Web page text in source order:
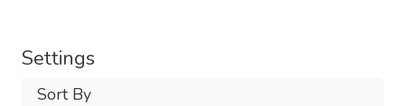
Settings
Sort By